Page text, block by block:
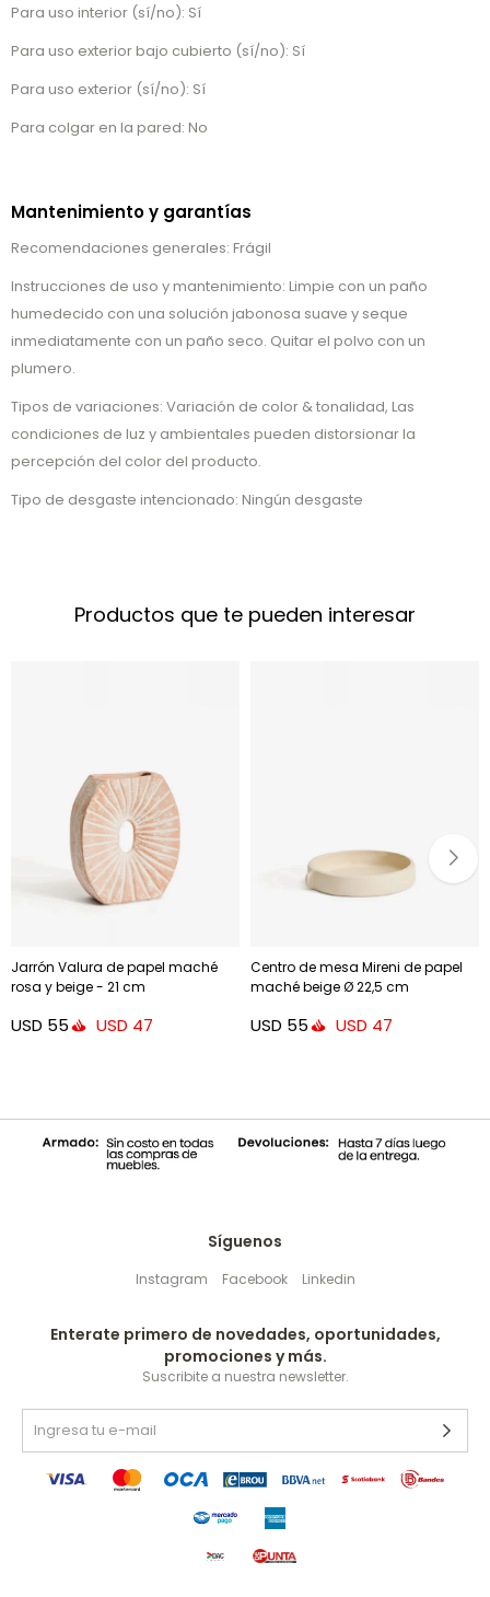
Para uso interior (sí/no): Sí
Para uso exterior bajo cubierto (sí/no): Sí
Para uso exterior (sí/no): Sí
Para colgar en la pared: No
Mantenimiento y garantías
Recomendaciones generales: Frágil
Instrucciones de uso y mantenimiento: Limpie con un paño
humedecido con una solución jabonosa suave y seque
inmediatamente con un paño seco. Quitar el polvo con un
plumero.
Tipos de variaciones: Variación de color & tonalidad, Las
condiciones de luz y ambientales pueden distorsionar la
percepción del color del producto.
Tipo de desgaste intencionado: Ningún desgaste
Productos que te pueden interesar
Jarrón Valura de papel maché
rosa y beige - 21 cm
USD 55 USD 47
Centro de mesa Mireni de papel
maché beige Ø 22,5 cm
USD 55 USD 47
Síguenos
Instagram Facebook Linkedin
Enterate primero de novedades, oportunidades,
promociones y más.
Suscribite a nuestra newsletter.